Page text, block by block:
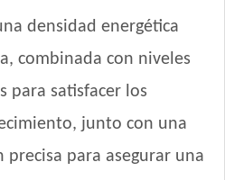
densidad energética
combinada con niveles
para satisfacer los
junto con una
para asegurar una